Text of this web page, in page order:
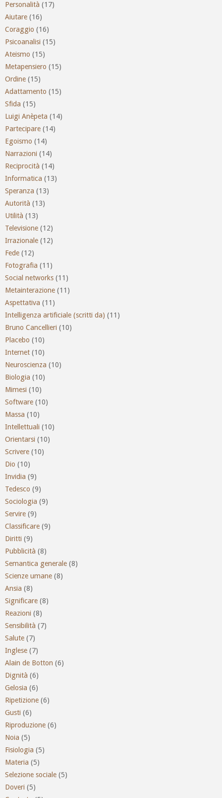
Personalità (17)
Aiutare (16)
Coraggio (16)
Psicoanalisi (15)
Ateismo (15)
Metapensiero (15)
Ordine (15)
Adattamento (15)
Sfida (15)
Luigi Anèpeta (14)
Partecipare (14)
Egoismo (14)
Narrazioni (14)
Reciprocità (14)
Informatica (13)
Speranza (13)
Autorità (13)
Utilità (13)
Televisione (12)
Irrazionale (12)
Fede (12)
Fotografia (11)
Social networks (11)
Metainterazione (11)
Aspettativa (11)
Intelligenza artificiale (scritti da) (11)
Bruno Cancellieri (10)
Placebo (10)
Internet (10)
Neuroscienza (10)
Biologia (10)
Mimesi (10)
Software (10)
Massa (10)
Intellettuali (10)
Orientarsi (10)
Scrivere (10)
Dio (10)
Invidia (9)
Tedesco (9)
Sociologia (9)
Servire (9)
Classificare (9)
Diritti (9)
Pubblicità (8)
Semantica generale (8)
Scienze umane (8)
Ansia (8)
Significare (8)
Reazioni (8)
Sensibilità (7)
Salute (7)
Inglese (7)
Alain de Botton (6)
Dignità (6)
Gelosia (6)
Ripetizione (6)
Gusti (6)
Riproduzione (6)
Noia (5)
Fisiologia (5)
Materia (5)
Selezione sociale (5)
Doveri (5)